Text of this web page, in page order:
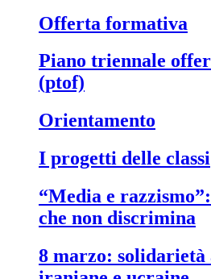
offerta formativa
piano triennale offerta formativa
(ptof)
orientamento
i progetti delle classi
“media e razzismo”: l’informazione
che non discrimina
8 marzo: solidarietà alle donne